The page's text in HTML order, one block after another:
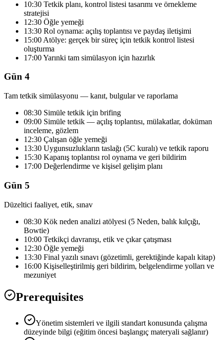
10:30 Tetkik planı, kontrol listesi tasarımı ve örnekleme
stratejisi
12:30 Öğle yemeği
13:30 Rol oynama: açılış toplantısı ve paydaş iletişimi
15:00 Atölye: gerçek bir süreç için tetkik kontrol listesi
oluşturma
17:00 Yarınki tam simülasyon için hazırlık
Gün 4
Tam tetkik simülasyonu — kanıt, bulgular ve raporlama
08:30 Simüle tetkik için brifing
09:00 Simüle tetkik — açılış toplantısı, mülakatlar, doküman
inceleme, gözlem
12:30 Çalışan öğle yemeği
13:30 Uygunsuzlukların taslağı (5C kuralı) ve tetkik raporu
15:30 Kapanış toplantısı rol oynama ve geri bildirim
17:00 Değerlendirme ve kişisel gelişim planı
Gün 5
Düzeltici faaliyet, etik, sınav
08:30 Kök neden analizi atölyesi (5 Neden, balık kılçığı,
Bowtie)
10:00 Tetkikçi davranışı, etik ve çıkar çatışması
12:30 Öğle yemeği
13:30 Final yazılı sınavı (gözetimli, gerektiğinde kapalı kitap)
16:00 Kişiselleştirilmiş geri bildirim, belgelendirme yolları ve
mezuniyet
Prerequisites
Yönetim sistemleri ve ilgili standart konusunda çalışma
düzeyinde bilgi (eğitim öncesi başlangıç materyali sağlanır)